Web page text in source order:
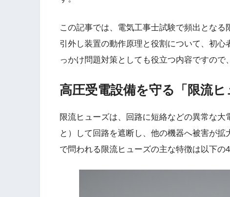
この記事では、電気工事士試験で頻出とな
引外し装置の動作原理と役割について、初
っかけ問題対策としても役立つ内容ですので
高圧受電設備を守る「限流
限流ヒューズは、回路に短絡などの異常な
と）して回路を遮断し、他の機器へ被害が
で問われる限流ヒューズの主な特徴は以下の4